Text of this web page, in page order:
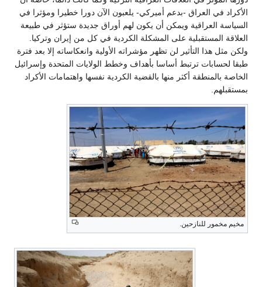
الأكراد في العراق -بدعم أميركي- يلعبون الآن دورا خطيرا ومؤثرا في
السياسة العراقية ويمكن أن يكون لهم أوراق جديدة ستؤثر في طبيعة
العلاقة المستقبلية على المشكلة الكردية في كل من إيران وتركيا.
ولكن مثل هذا التأثير لن تظهر مؤشراته الأولية وانعكاساته إلا بعد فترة
طبقا لحسابات ترتبط أساسا بأهداف وخطط الولايات المتحدة وإسرائيل
الخاصة بالمنطقة أكثر منها بالقضية الكردية نفسها واهتمامات الأكراد
بمستقبلهم.
مخيم مخمور للنازحين.